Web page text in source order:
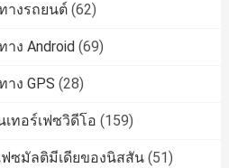
างรถยนต์ (62)
ง Android (69)
ง GPS (28)
เทอร์เฟซวิดีโอ (159)
ฟซมัลติมีเดียของนิสสัน (51)